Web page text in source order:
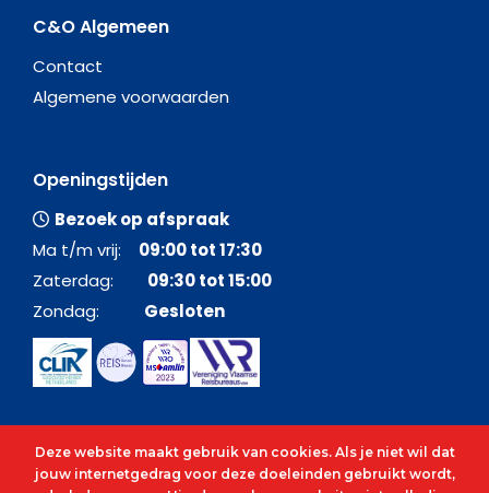
C&O Algemeen
Contact
Algemene voorwaarden
Openingstijden
Bezoek op afspraak
Ma t/m vrij: 09:00 tot 17:30
Zaterdag: 09:30 tot 15:00
Zondag: Gesloten
Deze website maakt gebruik van cookies. Als je niet wil dat
jouw internetgedrag voor deze doeleinden gebruikt wordt,